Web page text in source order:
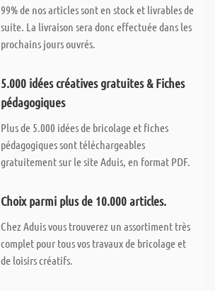
99% de nos articles sont en stock et livrables de
suite. La livraison sera donc effectuée dans les
prochains jours ouvrés.
5.000 idées créatives gratuites & Fiches
pédagogiques
Plus de 5.000 idées de bricolage et fiches
pédagogiques sont téléchargeables
gratuitement sur le site Aduis, en format PDF.
Choix parmi plus de 10.000 articles.
Chez Aduis vous trouverez un assortiment très
complet pour tous vos travaux de bricolage et
de loisirs créatifs.